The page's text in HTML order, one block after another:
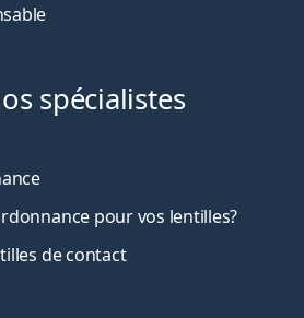
spécialistes
pour vos lentilles?
de contact